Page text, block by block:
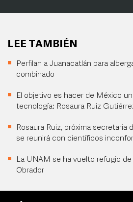
LEE TAMBIÉN
Perfilan a Juanacatlán para
combinado
El objetivo es hacer de México
tecnología: Rosaura Ruiz
Rosaura Ruiz, próxima secretaria
se reunirá con científicos
La UNAM se ha vuelto refugio
Obrador